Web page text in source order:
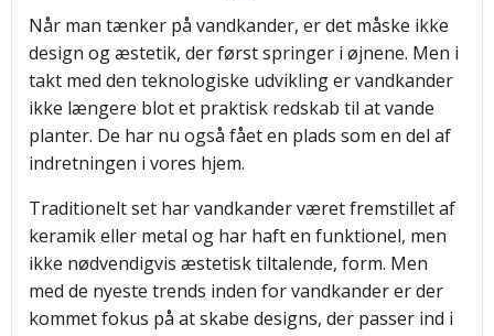
Når man tænker på vandkander, er det måske ikke
design og æstetik, der først springer i øjnene. Men i
takt med den teknologiske udvikling er vandkander
ikke længere blot et praktisk redskab til at vande
planter. De har nu også fået en plads som en del af
indretningen i vores hjem.
Traditionelt set har vandkander været fremstillet af
keramik eller metal og har haft en funktionel, men
ikke nødvendigvis æstetisk tiltalende, form. Men
med de nyeste trends inden for vandkander er der
kommet fokus på at skabe designs, der passer ind i